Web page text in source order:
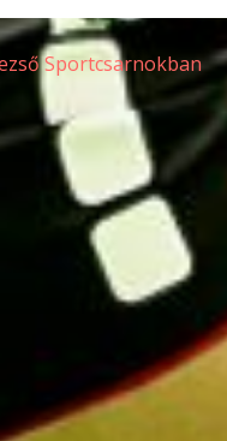
Sportcsarnokban